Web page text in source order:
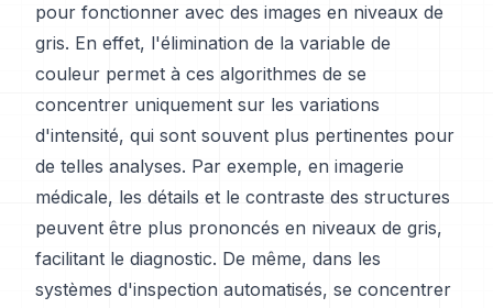
pour fonctionner avec des images en niveaux de
gris. En effet, l'élimination de la variable de
couleur permet à ces algorithmes de se
concentrer uniquement sur les variations
d'intensité, qui sont souvent plus pertinentes pour
de telles analyses. Par exemple, en imagerie
médicale, les détails et le contraste des structures
peuvent être plus prononcés en niveaux de gris,
facilitant le diagnostic. De même, dans les
systèmes d'inspection automatisés, se concentrer